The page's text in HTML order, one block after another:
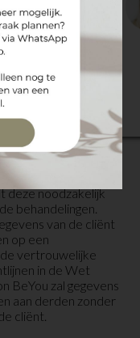
naar beste
de eisen van goed
de op dat moment
zal
cliënt inlichten over
of aanvulling van de
de eerste
Salon BeYou
de cliënt
deze noodzakelijk
behandelingen.
van de cliënt
op een
vertrouwelijke
in de Wet
BeYou zal gegevens
aan derden zonder
cliënt.